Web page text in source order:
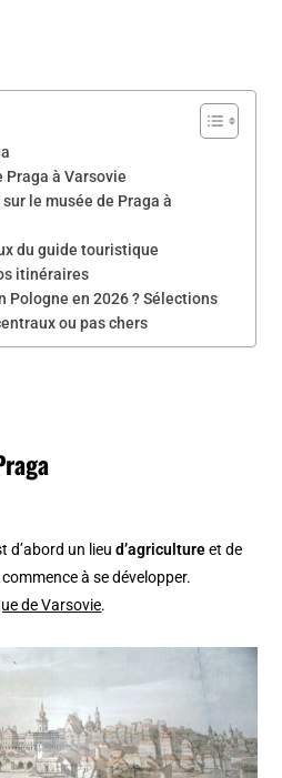
Praga à Varsovie
le musée de Praga à
du guide touristique
itinéraires
Pologne en 2026 ? Sélections
ou pas chers
d’abord un lieud’agricultureet de
à se développer.
de Varsovie.